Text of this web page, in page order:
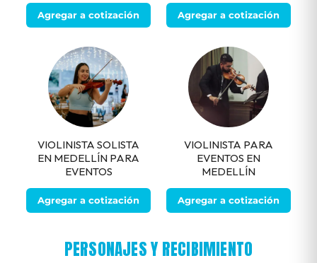
Agregar a cotización Agregar a cotización
VIOLINISTA SOLISTA
EN MEDELLÍN PARA
EVENTOS
Agregar a cotización
VIOLINISTA PARA
EVENTOS EN
MEDELLÍN
Agregar a cotización
PERSONAJES Y RECIBIMIENTO